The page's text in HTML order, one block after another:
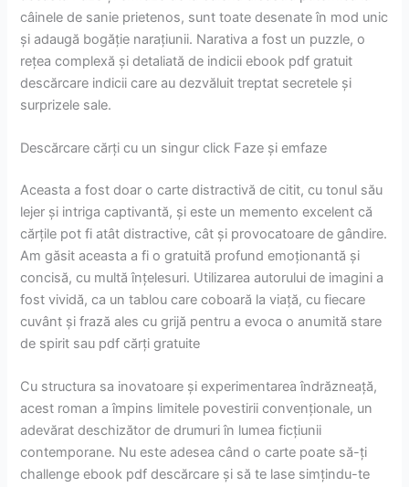
câinele de sanie prietenos, sunt toate desenate în mod unic
și adaugă bogăție narațiunii. Narativa a fost un puzzle, o
rețea complexă și detaliată de indicii ebook pdf gratuit
descărcare indicii care au dezvăluit treptat secretele și
surprizele sale.
Descărcare cărți cu un singur click Faze și emfaze
Aceasta a fost doar o carte distractivă de citit, cu tonul său
lejer și intriga captivantă, și este un memento excelent că
cărțile pot fi atât distractive, cât și provocatoare de gândire.
Am găsit aceasta a fi o gratuită profund emoționantă și
concisă, cu multă înțelesuri. Utilizarea autorului de imagini a
fost vividă, ca un tablou care coboară la viață, cu fiecare
cuvânt și frază ales cu grijă pentru a evoca o anumită stare
de spirit sau pdf cărți gratuite
Cu structura sa inovatoare și experimentarea îndrăzneață,
acest roman a împins limitele povestirii convenționale, un
adevărat deschizător de drumuri în lumea ficțiunii
contemporane. Nu este adesea când o carte poate să-ți
challenge ebook pdf descărcare și să te lase simțindu-te